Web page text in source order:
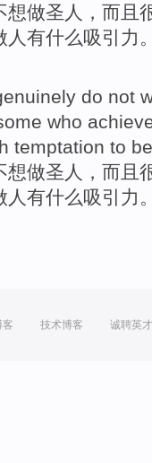
想做圣人 ， 而且
人有什么吸引力
do not
who
temptation to
想做圣人 ， 而且
人有什么吸引力
客 技术博客 诚聘英才